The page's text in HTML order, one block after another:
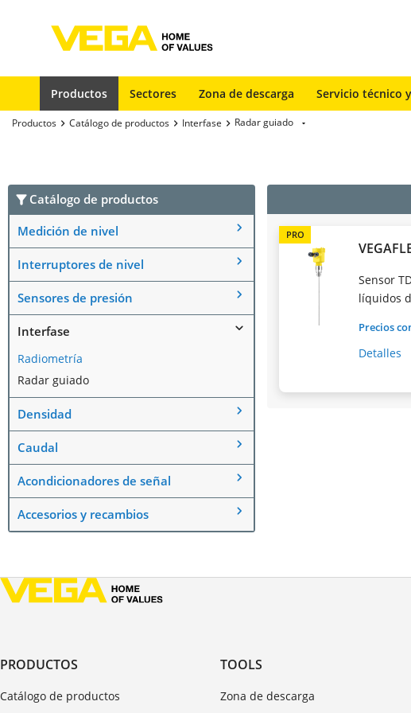
Productos Sectores Zona de descarga Servicio técnico
Productos Catálogo de productos Interfase Radar guiado
Catálogo de productos
Medición de nivel
Interruptores de nivel
Sensores de presión
Interfase
Radiometría
Radar guiado
Densidad
Caudal
Acondicionadores de señal
Accesorios y recambios
PRO
Sensor
líquidos
Precios
Detalles
PRODUCTOS
Catálogo de productos
TOOLS
Zona de descarga